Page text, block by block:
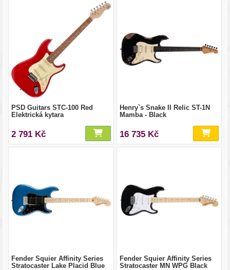
PSD Guitars STC-100 Red
Elektrická kytara
2 791 Kč
Henry`s Snake II Relic ST-1N
Mamba - Black
16 735 Kč
Fender Squier Affinity Series
Stratocaster Lake Placid Blue
Fender Squier Affinity Series
Stratocaster MN WPG Black